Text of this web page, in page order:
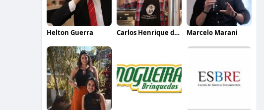
Helton Guerra Carlos Henrique de Faria Vasconcelos Marcelo Marani